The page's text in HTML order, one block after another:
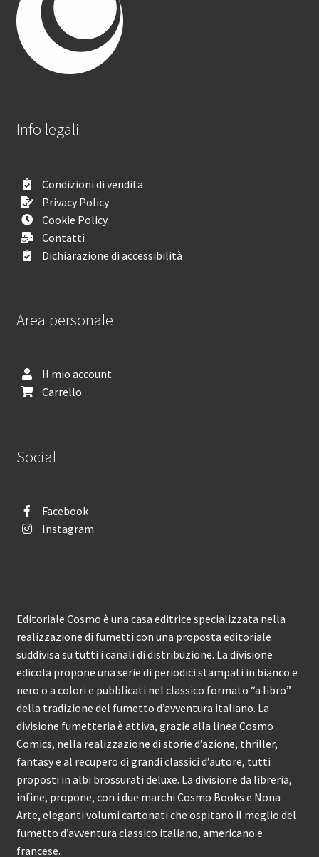
Info legali
Condizioni di vendita
Privacy Policy
Cookie Policy
Contatti
Dichiarazione di accessibilità
Area personale
Il mio account
Carrello
Social
Facebook
Instagram
Editoriale Cosmo è una casa editrice specializzata nella
realizzazione di fumetti con una proposta editoriale
suddivisa su tutti i canali di distribuzione. La divisione
edicola propone una serie di periodici stampati in bianco e
nero o a colori e pubblicati nel classico formato “a libro”
della tradizione del fumetto d’avventura italiano. La
divisione fumetteria è attiva, grazie alla linea Cosmo
Comics, nella realizzazione di storie d’azione, thriller,
fantasy e al recupero di grandi classici d’autore, tutti
proposti in albi brossurati deluxe. La divisione da libreria,
infine, propone, con i due marchi Cosmo Books e Nona
Arte, eleganti volumi cartonati che ospitano il meglio del
fumetto d’avventura classico italiano, americano e
francese.